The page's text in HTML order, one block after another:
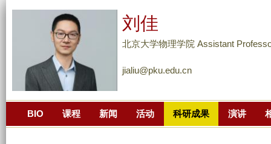
主
刘佳
北京大学物理学院 Assistant
jialiu@pku.edu.cn
BIO 课程 新闻 活动 科研成果 演讲